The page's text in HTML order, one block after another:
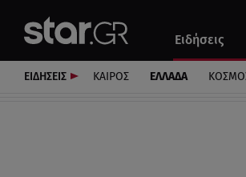
Ειδήσεις
Αυτοκίνητο
ΕΙΔΗΣΕΙΣ ΚΑΙΡΟΣ ΕΛΛΑΔΑ